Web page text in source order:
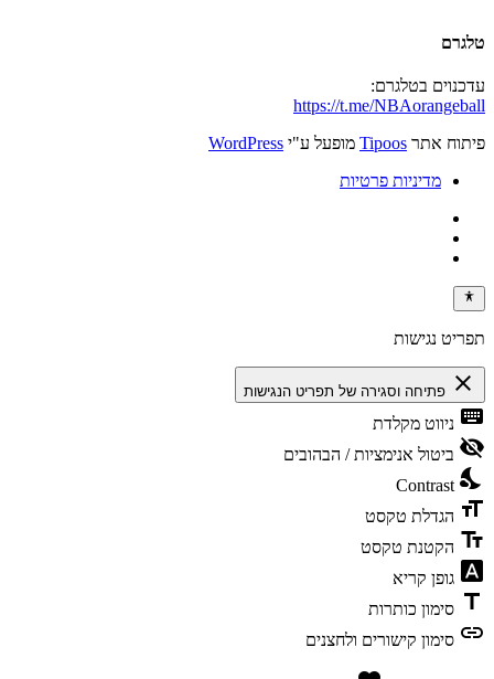
טלגרם
עדכנוים בטלגרם:
https://t.me/NBAorangeball
פיתוח אתר Tipoos מופעל ע"י WordPress
מדיניות פרטיות
תפריט נגישות
close פתיחה וסגירה של תפריט הנגישות
keyboard ניווט מקלדת
visibility_off ביטול אנימציות / הבהובים
nights_stay
Contrast
format_size הגדלת טקסט
text_fields הקטנת טקסט
font_download גופן קריא
title סימון כותרות
link סימון קישורים ולחצנים